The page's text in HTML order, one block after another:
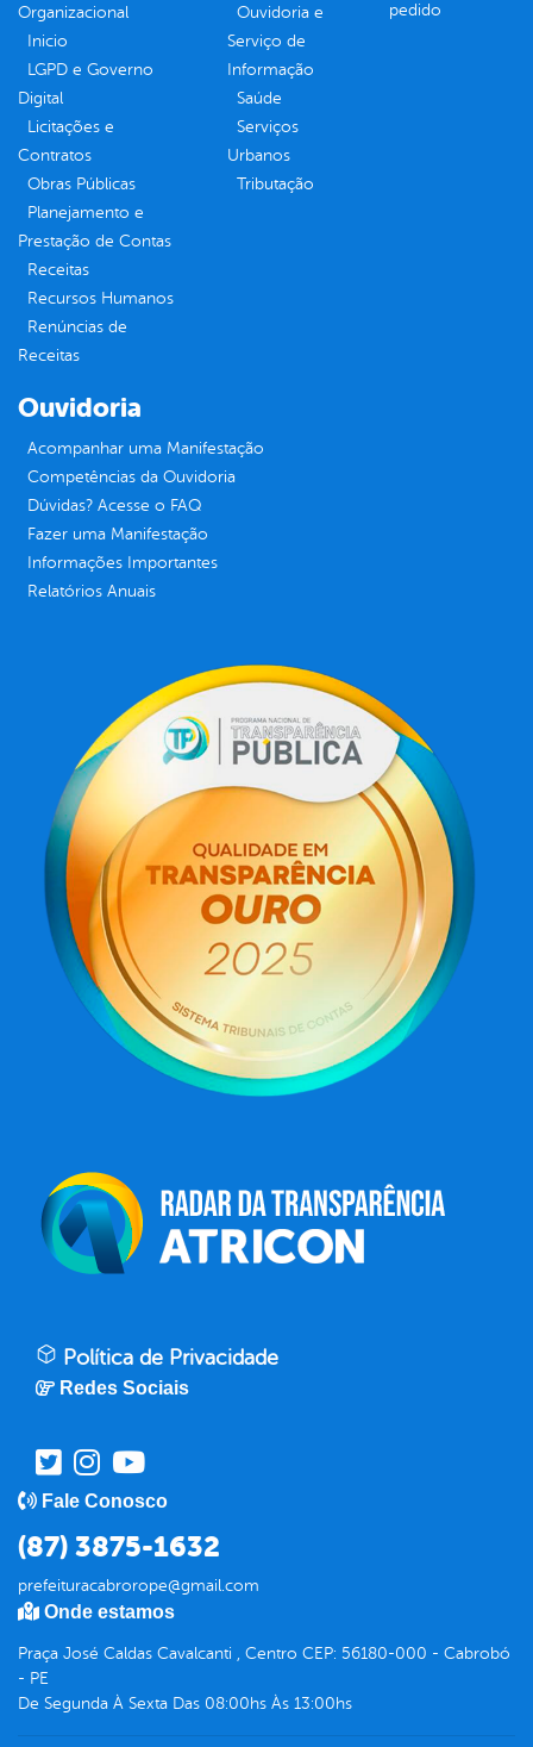
Organizacional
Inicio
LGPD e Governo
Digital
Licitações e
Contratos
Obras Públicas
Planejamento e
Prestação de Contas
Receitas
Recursos Humanos
Renúncias de
Receitas
Ouvidoria e
Serviço de
Informação
Saúde
Serviços
Urbanos
Tributação
pedido
Ouvidoria
Acompanhar uma Manifestação
Competências da Ouvidoria
Dúvidas? Acesse o FAQ
Fazer uma Manifestação
Informações Importantes
Relatórios Anuais
Política de Privacidade
Redes Sociais
Fale Conosco
(87) 3875-1632
prefeituracabrorope@gmail.com
Onde estamos
Praça José Caldas Cavalcanti , Centro CEP: 56180-000 - Cabrobó
- PE
De Segunda À Sexta Das 08:00hs Às 13:00hs